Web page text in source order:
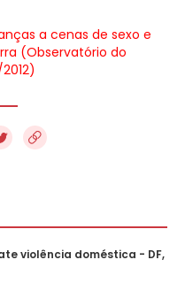
a cenas de sexo e
(Observatório do
violência doméstica - DF,